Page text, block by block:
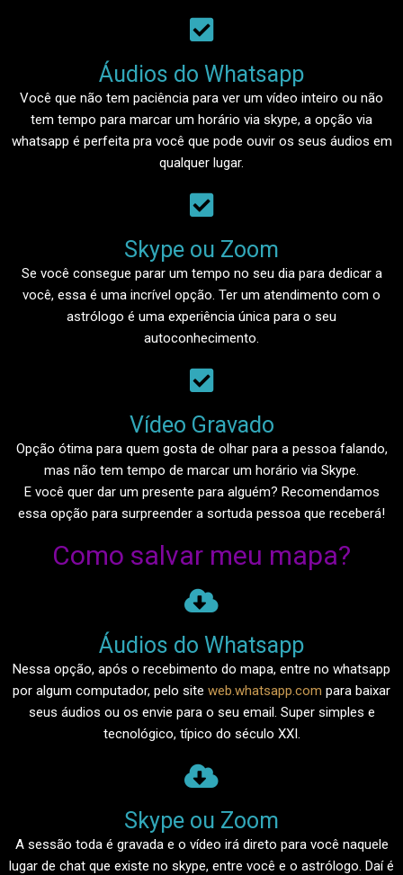
Áudios do Whatsapp​
Você que não tem paciência para ver um vídeo inteiro ou não
tem tempo para marcar um horário via skype, a opção via
whatsapp é perfeita pra você que pode ouvir os seus áudios em
qualquer lugar.
Skype ou Zoom​
Se você consegue parar um tempo no seu dia para dedicar a
você, essa é uma incrível opção. Ter um atendimento com o
astrólogo é uma experiência única para o seu
autoconhecimento.
Vídeo Gravado​
Opção ótima para quem gosta de olhar para a pessoa falando,
mas não tem tempo de marcar um horário via Skype.
E você quer dar um presente para alguém? Recomendamos
essa opção para surpreender a sortuda pessoa que receberá!
Como salvar meu mapa?
Áudios do Whatsapp​
Nessa opção, após o recebimento do mapa, entre no whatsapp
por algum computador, pelo site web.whatsapp.com para baixar
seus áudios ou os envie para o seu email. Super simples e
tecnológico, típico do século XXI.
Skype ou Zoom​
A sessão toda é gravada e o vídeo irá direto para você naquele
lugar de chat que existe no skype, entre você e o astrólogo. Daí é